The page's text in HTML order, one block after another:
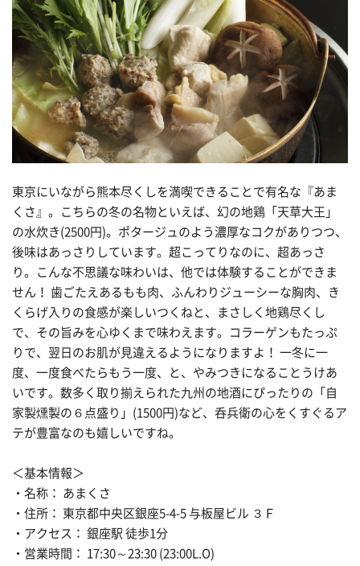
東京にいながら熊本尽くしを満喫できることで有名な『あま
くさ』。こちらの冬の名物といえば、幻の地鶏「天草大王」
の水炊き(2500円)。ポタージュのよう濃厚なコクがありつつ、
後味はあっさりしています。超こってりなのに、超あっさ
り。こんな不思議な味わいは、他では体験することができま
せん！ 歯ごたえあるもも肉、ふんわりジューシーな胸肉、き
くらげ入りの食感が楽しいつくねと、まさしく地鶏尽くし
で、その旨みを心ゆくまで味わえます。コラーゲンもたっぷ
りで、翌日のお肌が見違えるようになりますよ！ 一冬に一
度、一度食べたらもう一度、と、やみつきになることうけあ
いです。数多く取り揃えられた九州の地酒にぴったりの「自
家製燻製の６点盛り」(1500円)など、呑兵衛の心をくすぐるア
テが豊富なのも嬉しいですね。
＜基本情報＞
・名称： あまくさ
・住所： 東京都中央区銀座5-4-5 与板屋ビル ３Ｆ
・アクセス： 銀座駅 徒歩1分
・営業時間： 17:30～23:30 (23:00L.O)